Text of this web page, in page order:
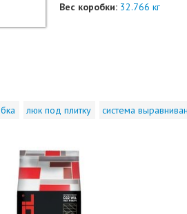
Вес коробки: 32.766 кг
люк под плитку система